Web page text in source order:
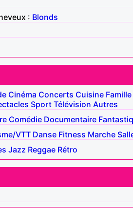
: Blonds
Cinéma Concerts Cuisine Famille
Sport Télévision Autres
Comédie Documentaire
VTT Danse Fitness Marche
Jazz Reggae Rétro